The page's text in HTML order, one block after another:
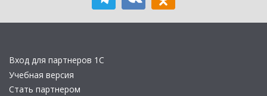
Вход для партнеров 1С
Учебная версия
Стать партнером